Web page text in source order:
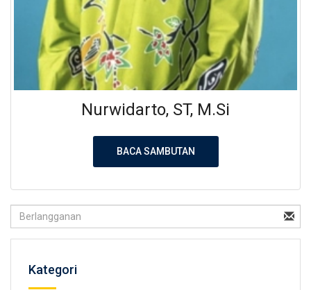
Nurwidarto, ST, M.Si
BACA SAMBUTAN
Kategori